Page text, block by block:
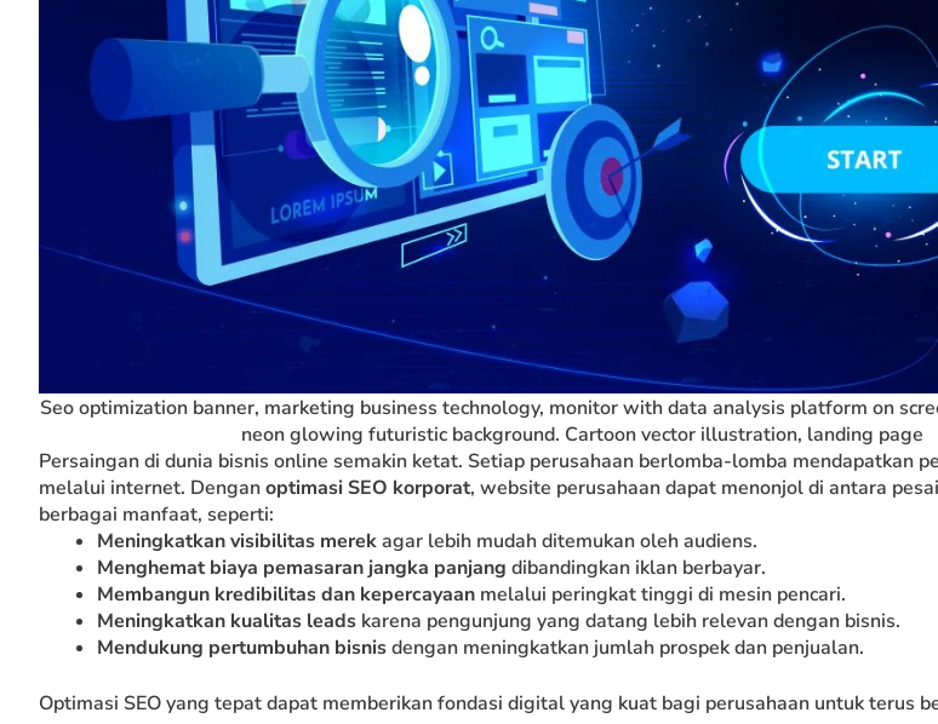
Seo optimization banner, marketing business technology, monitor with data analysis platform on
neon glowing futuristic background. Cartoon vector illustration, landing page
Persaingan di dunia bisnis online semakin ketat. Setiap perusahaan berlomba-lomba mendapatkan
melalui internet. Denganoptimasi SEO korporat, website perusahaan dapat menonjol di antara
berbagai manfaat, seperti:
Meningkatkan visibilitas merekagar lebih mudah ditemukan oleh audiens.
Menghemat biaya pemasaran jangka panjang dibandingkan iklan berbayar.
Membangun kredibilitas dan kepercayaan melalui peringkat tinggi di mesin pencari.
Meningkatkan kualitas leads karena pengunjung yang datang lebih relevan dengan bisnis.
Mendukung pertumbuhan bisnisdengan meningkatkan jumlah prospek dan penjualan.
Optimasi SEO yang tepat dapat memberikan fondasi digital yang kuat bagi perusahaan untuk terus